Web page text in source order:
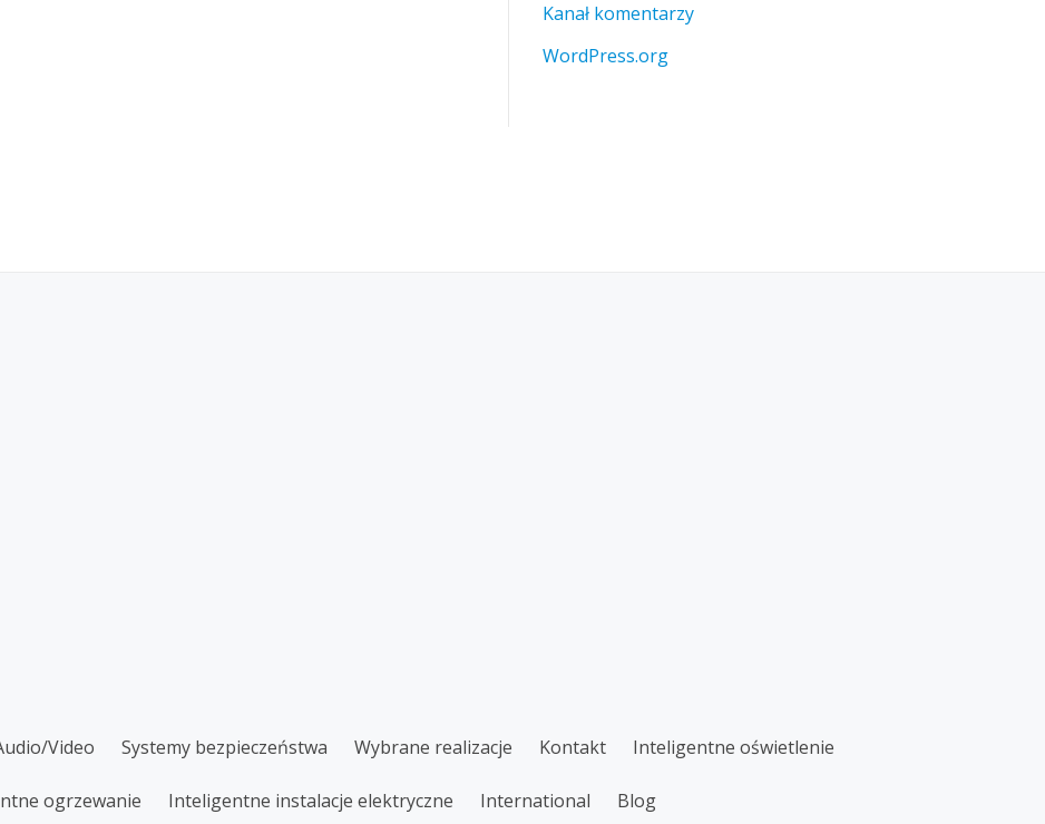
Kanał komentarzy
WordPress.org
Video Systemy bezpieczeństwa Wybrane realizacje Kontakt Inteligentne oświetlenie
ogrzewanie Inteligentne instalacje elektryczne International Blog